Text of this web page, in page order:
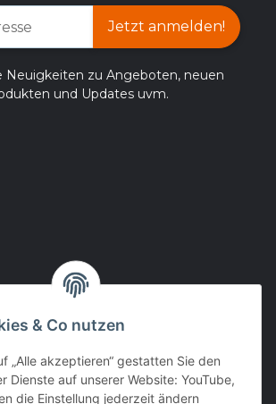
Jetzt anmelden!
Neuigkeiten zu Angeboten, neuen
und Updates uvm.
& Co nutzen
„Alle akzeptieren“ gestatten Sie den
Dienste auf unserer Website: YouTube,
die Einstellung jederzeit ändern